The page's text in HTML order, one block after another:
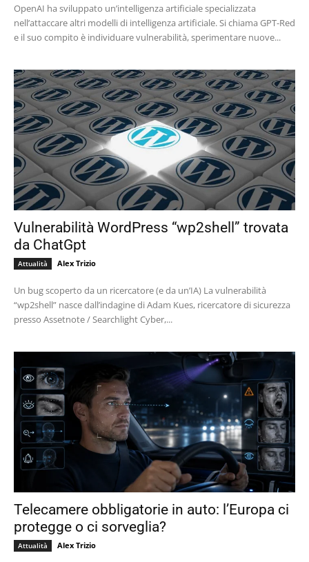
OpenAI ha sviluppato un’intelligenza artificiale specializzata
nell’attaccare altri modelli di intelligenza artificiale. Si chiama GPT-Red
e il suo compito è individuare vulnerabilità, sperimentare nuove...
Vulnerabilità WordPress “wp2shell” trovata
da ChatGpt
Attualità Alex Trizio
Un bug scoperto da un ricercatore (e da un’IA) La vulnerabilità
“wp2shell” nasce dall’indagine di Adam Kues, ricercatore di sicurezza
presso Assetnote / Searchlight Cyber,...
Telecamere obbligatorie in auto: l’Europa ci
protegge o ci sorveglia?
Attualità Alex Trizio